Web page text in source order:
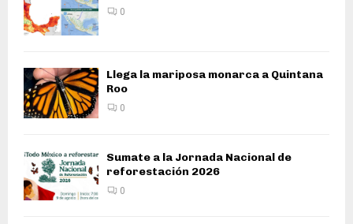
0
Llega la mariposa monarca a Quintana
Roo
0
Sumate a la Jornada Nacional de
reforestación 2026
0